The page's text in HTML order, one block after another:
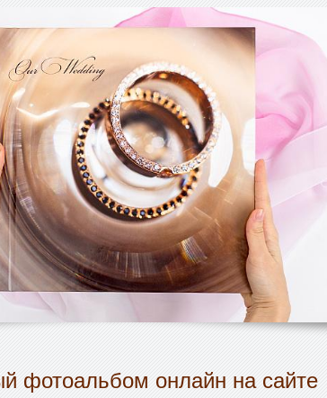
фотоальбом онлайн на сайте